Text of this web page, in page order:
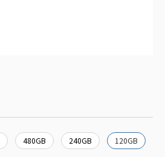
480GB 240GB 120GB